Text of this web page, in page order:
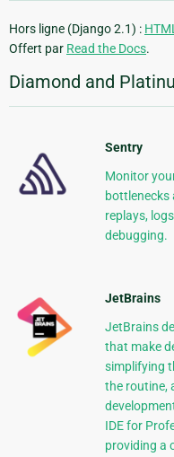
Hors ligne (Django 2.1) :
Offert par Read the Docs.
Diamond and
Sentry
Monitor
bottlenecks
replays,
debugging.
JetBrains
JetBrains
that make
simplifying
the routine,
IDE for
providing a